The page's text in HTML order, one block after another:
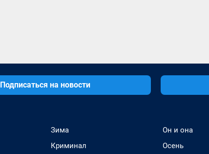
Подписаться на новости
Зима
Криминал
Он и она
Осень